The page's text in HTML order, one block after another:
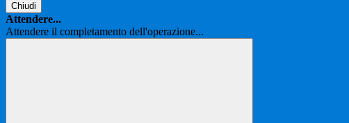
Chiudi
Attendere...
Attendere il completamento dell'operazione...